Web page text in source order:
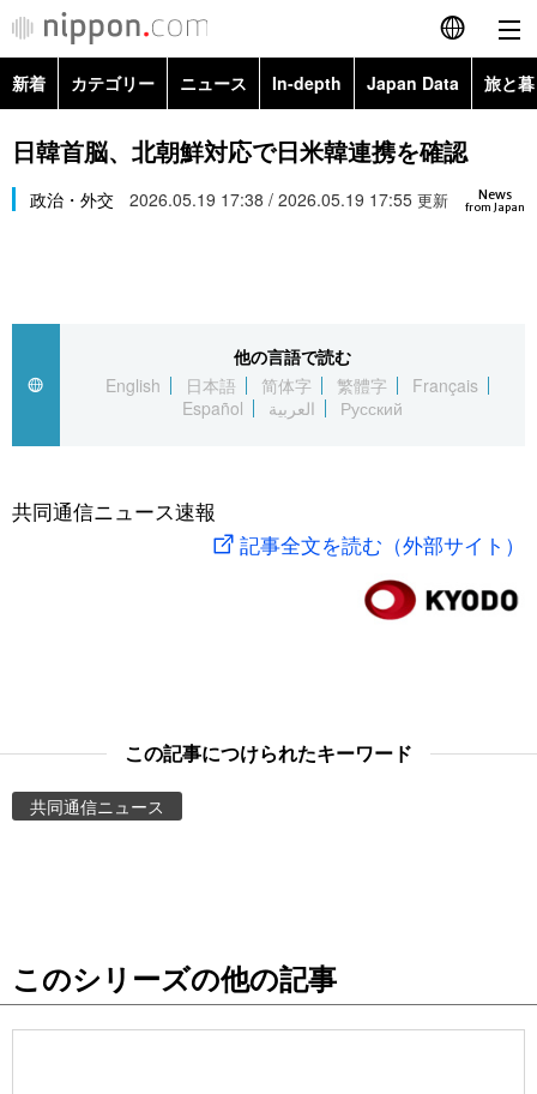
English
简体字
繁體字
العربية
社会
旅と暮らし
東京
新着 カテゴリー ニュース In-depth Japan Data 旅と
政治・外交
経済・ビジネス
社会
文化
科学・技術
暮らし
Topics
Images
お知らせ
日韓首脳、北朝鮮対応で日米韓連携を確認
News
from Japan
政治・外交 2026.05.19 17:38 / 2026.05.19 17:55 更新
他の言語で読む
English
日本語 简体字 繁體字
Français
Español
العربية Русский
共同通信ニュース速報
記事全文を読む（外部サイト）
この記事につけられたキーワード
共同通信ニュース
このシリーズの他の記事